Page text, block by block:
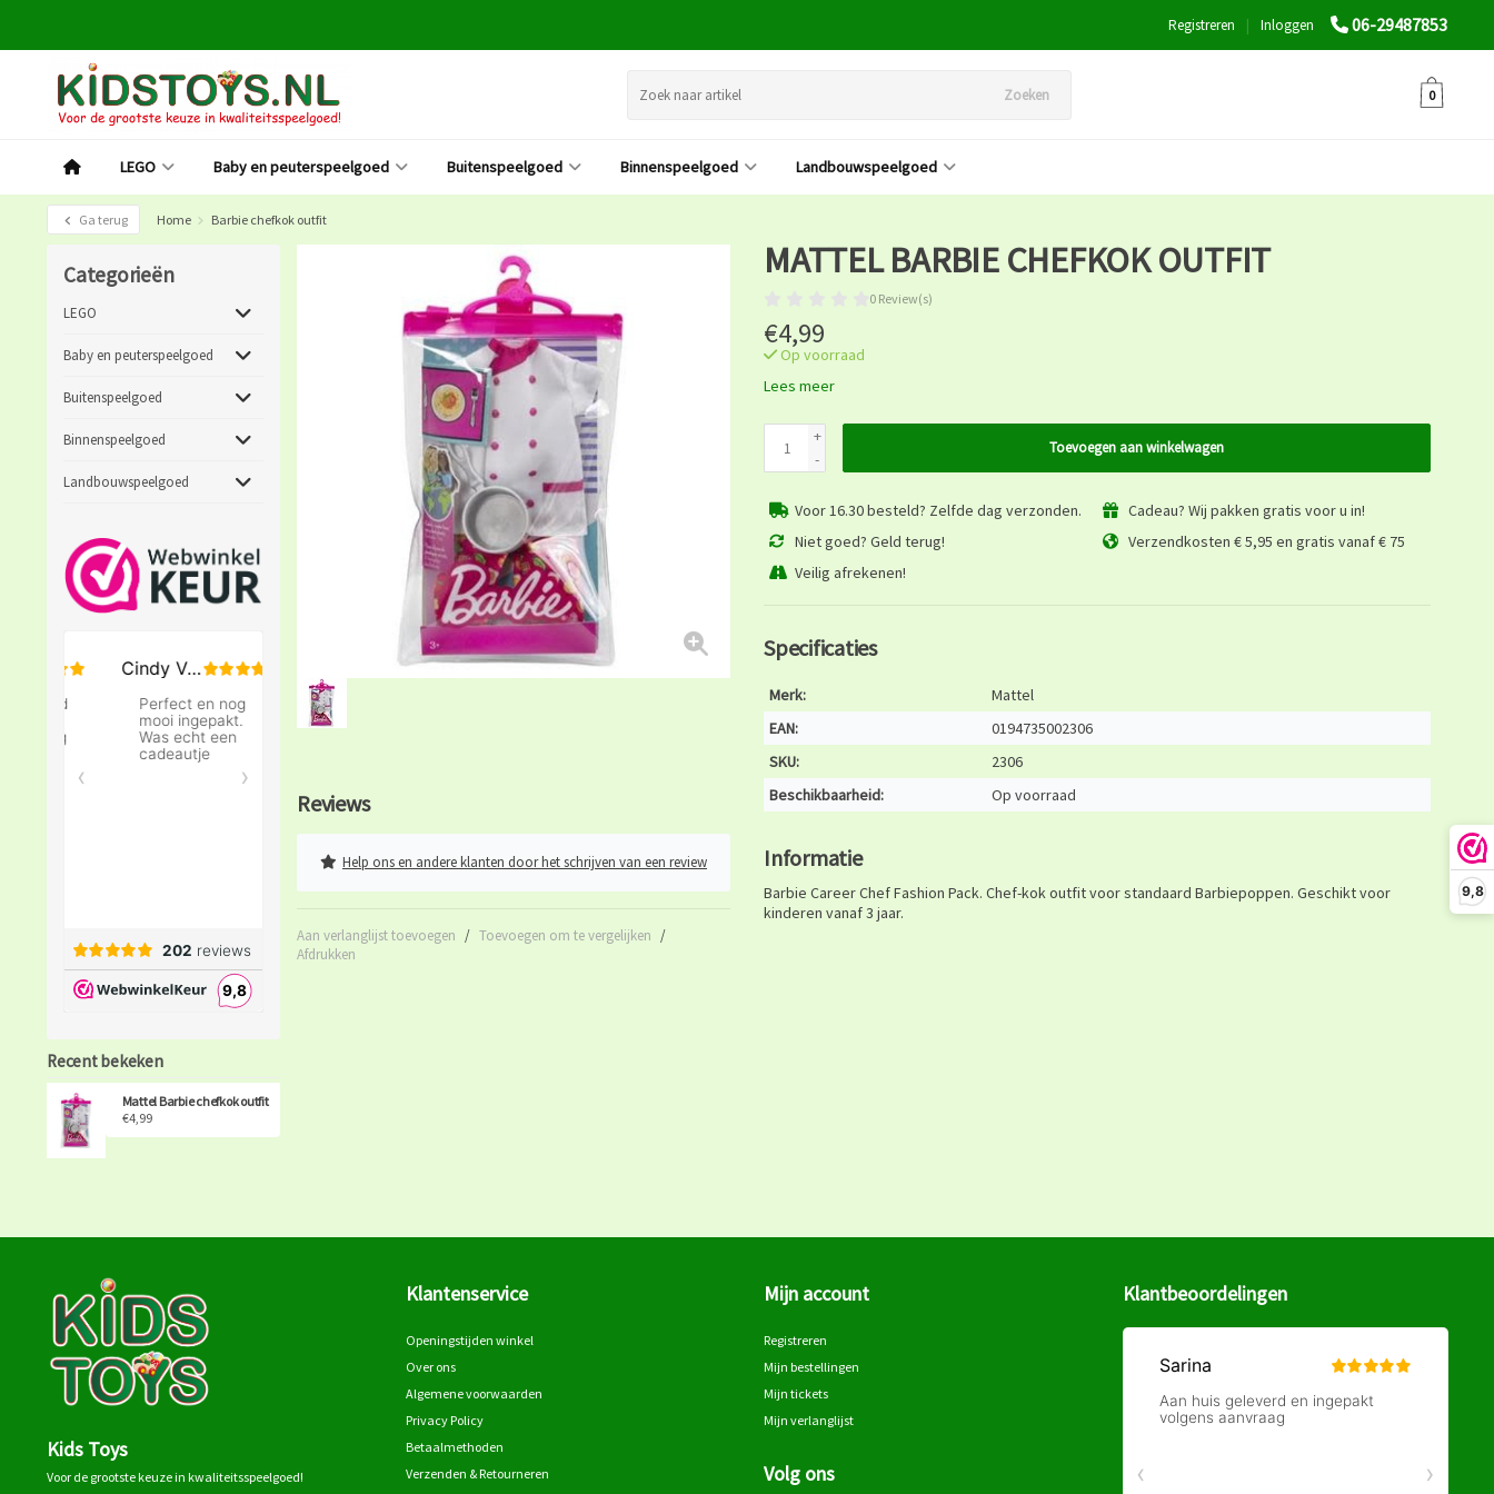
9,8
06-29487853
Inloggen
|
Registreren
Zoeken 0
LEGO Baby en peuterspeelgoed Buitenspeelgoed Binnenspeelgoed Landbouwspeelgoed
Ga terug Home Barbie chefkok outfit
Categorieën
LEGO
Baby en peuterspeelgoed
Buitenspeelgoed
Binnenspeelgoed
Landbouwspeelgoed
Recent bekeken
Mattel Barbie chefkok outfit
€4,99
Reviews
Help ons en andere klanten door het schrijven van een review
Aan verlanglijst toevoegen / Toevoegen om te vergelijken /
Afdrukken
MATTEL BARBIE CHEFKOK OUTFIT
0 Review(s)
€4,99
Op voorraad
Lees meer
+
-
Toevoegen aan winkelwagen
Voor 16.30 besteld? Zelfde dag verzonden.
Cadeau? Wij pakken gratis voor u in!
Niet goed? Geld terug!
Verzendkosten € 5,95 en gratis vanaf € 75
Veilig afrekenen!
Specificaties
Merk:
Mattel
EAN:
0194735002306
SKU:
2306
Beschikbaarheid:
Op voorraad
Informatie
Barbie Career Chef Fashion Pack. Chef-kok outfit voor standaard Barbiepoppen. Geschikt voor
kinderen vanaf 3 jaar.
Kids Toys
Voor de grootste keuze in kwaliteitsspeelgoed!
Klantenservice
Openingstijden winkel
Over ons
Algemene voorwaarden
Privacy Policy
Betaalmethoden
Verzenden & Retourneren
Mijn account
Registreren
Mijn bestellingen
Mijn tickets
Mijn verlanglijst
Volg ons
Klantbeoordelingen